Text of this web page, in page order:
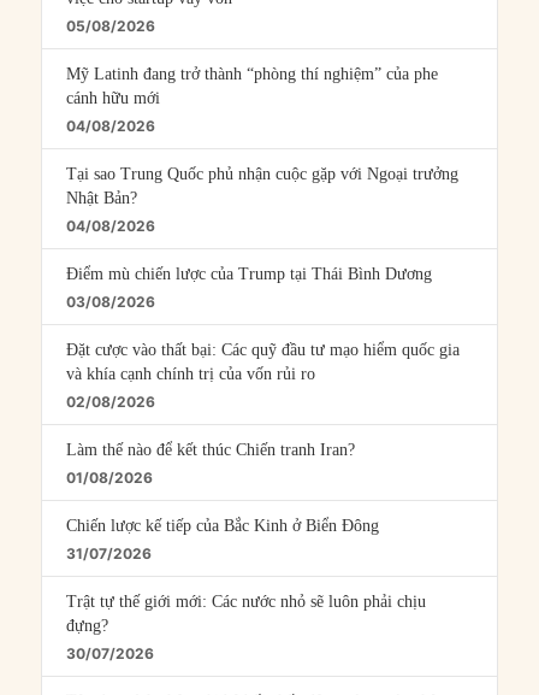
05/08/2026
Mỹ Latinh đang trở thành “phòng thí nghiệm” của phe
cánh hữu mới
04/08/2026
Tại sao Trung Quốc phủ nhận cuộc gặp với Ngoại trưởng
Nhật Bản?
04/08/2026
Điểm mù chiến lược của Trump tại Thái Bình Dương
03/08/2026
Đặt cược vào thất bại: Các quỹ đầu tư mạo hiểm quốc gia
và khía cạnh chính trị của vốn rủi ro
02/08/2026
Làm thế nào để kết thúc Chiến tranh Iran?
01/08/2026
Chiến lược kế tiếp của Bắc Kinh ở Biển Đông
31/07/2026
Trật tự thế giới mới: Các nước nhỏ sẽ luôn phải chịu
đựng?
30/07/2026